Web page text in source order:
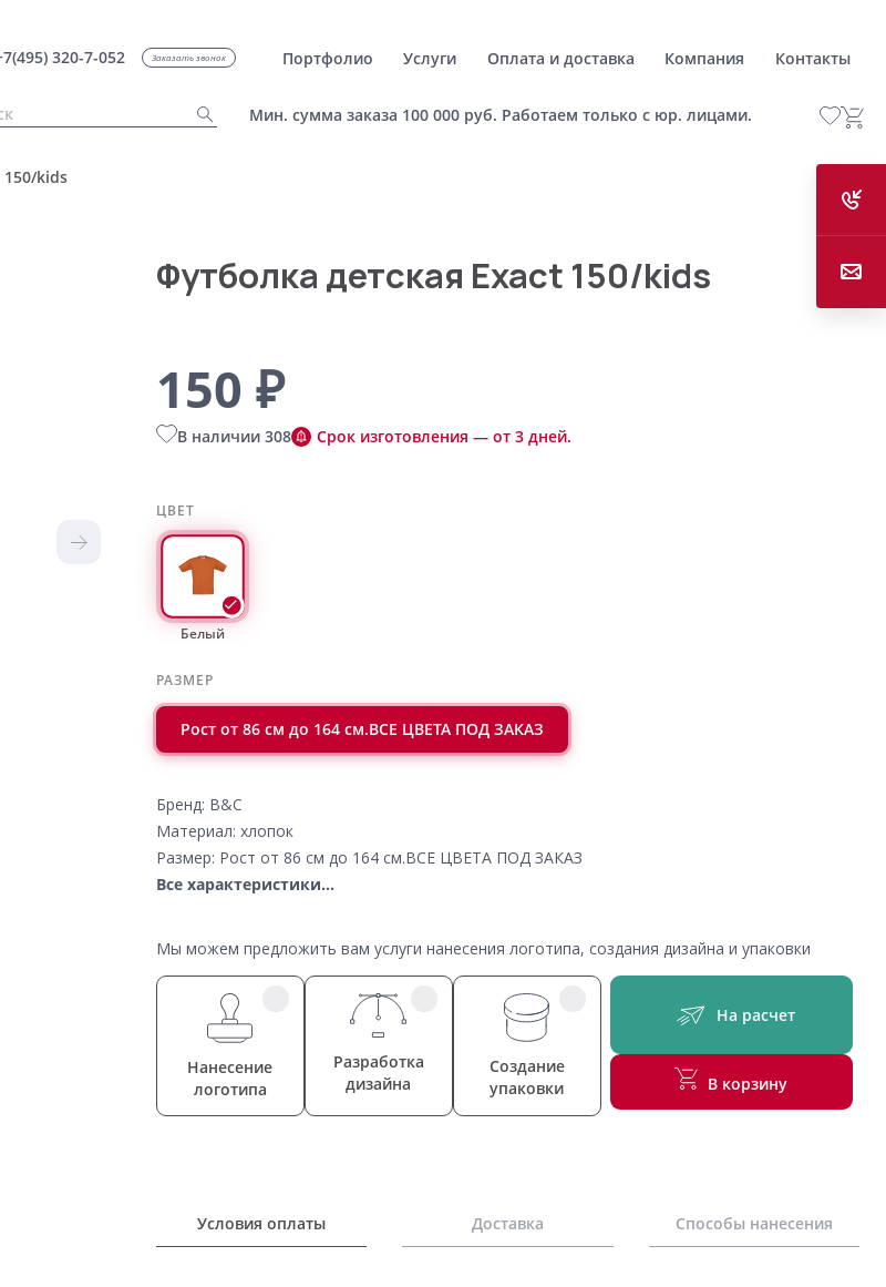
320-7-052 Заказать звонок Портфолио Услуги Оплата и доставка Компания Контакты
Мин. сумма заказа 100 000 руб. Работаем только с юр. лицами.
150/kids
Футболка детская Exact 150/kids
150 ₽
В наличии 308 Срок изготовления — от 3 дней.
ЦВЕТ
Белый
РАЗМЕР
Рост от 86 см до 164 см.ВСЕ ЦВЕТА ПОД ЗАКАЗ
Бренд: B&C
Материал: хлопок
Размер: Рост от 86 см до 164 см.ВСЕ ЦВЕТА ПОД ЗАКАЗ
Все характеристики...
Мы можем предложить вам услуги нанесения логотипа, создания дизайна и упаковки
Нанесение
логотипа
Разработка
дизайна
Создание
упаковки
На расчет
В корзину
Условия оплаты Доставка Способы нанесения